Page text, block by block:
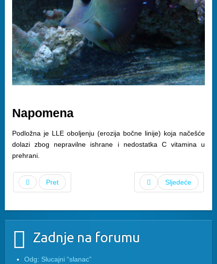
Napomena
Podložna je LLE oboljenju (erozija bočne linije) koja načešće
dolazi zbog nepravilne ishrane i nedostatka C vitamina u
prehrani.
Pret Sljedeće
Zadnje na forumu
Odg: Slucajni “slanac”